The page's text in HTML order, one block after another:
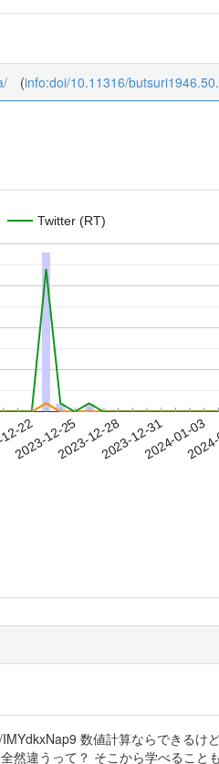
(info:doi/10.11316/
Twitter (RT)
22
2023-12-252023-12-282023-12-312024-01-03
数値計算ならできるけ
違うって？ そこから学べることも